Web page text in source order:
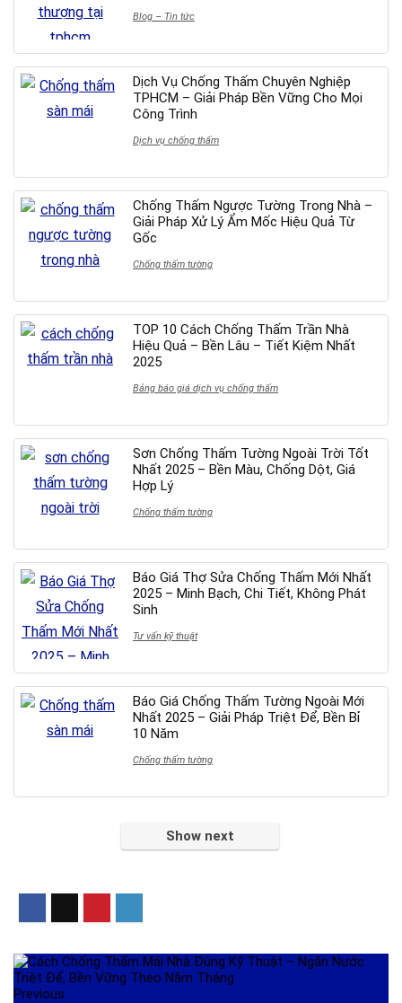
Blog – Tin tức
Dịch Vụ Chống Thấm Chuyên Nghiệp
TPHCM – Giải Pháp Bền Vững Cho Mọi
Công Trình
Dịch vụ chống thấm
Chống Thấm Ngược Tường Trong Nhà –
Giải Pháp Xử Lý Ẩm Mốc Hiệu Quả Từ
Gốc
Chống thấm tường
TOP 10 Cách Chống Thấm Trần Nhà
Hiệu Quả – Bền Lâu – Tiết Kiệm Nhất
2025
Bảng báo giá dịch vụ chống thấm
Sơn Chống Thấm Tường Ngoài Trời Tốt
Nhất 2025 – Bền Màu, Chống Dột, Giá
Hợp Lý
Chống thấm tường
Báo Giá Thợ Sửa Chống Thấm Mới Nhất
2025 – Minh Bạch, Chi Tiết, Không Phát
Sinh
Tư vấn kỹ thuật
Báo Giá Chống Thấm Tường Ngoài Mới
Nhất 2025 – Giải Pháp Triệt Để, Bền Bỉ
10 Năm
Chống thấm tường
Show next
Previous